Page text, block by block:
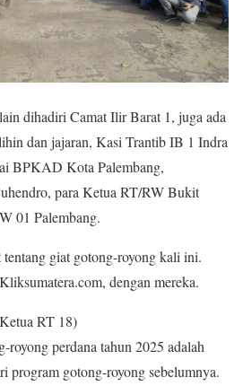
dihadiri Camat Ilir Barat 1, juga ada
dan jajaran, Kasi Trantib IB 1 Indra
BPKAD Kota Palembang,
para Ketua RT/RW Bukit
01 Palembang.
giat gotong-royong kali ini.
dengan mereka.
RT 18)
royong perdana tahun 2025 adalah
program gotong-royong sebelumnya.